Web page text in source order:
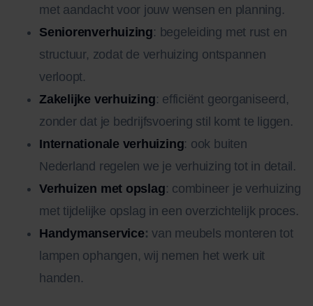
met aandacht voor jouw wensen en planning.
Seniorenverhuizing: begeleiding met rust en
structuur, zodat de verhuizing ontspannen
verloopt.
Zakelijke verhuizing: efficiënt georganiseerd,
zonder dat je bedrijfsvoering stil komt te liggen.
Internationale verhuizing: ook buiten
Nederland regelen we je verhuizing tot in detail.
Verhuizen met opslag: combineer je verhuizing
met tijdelijke opslag in een overzichtelijk proces.
Handymanservice: van meubels monteren tot
lampen ophangen, wij nemen het werk uit
handen.